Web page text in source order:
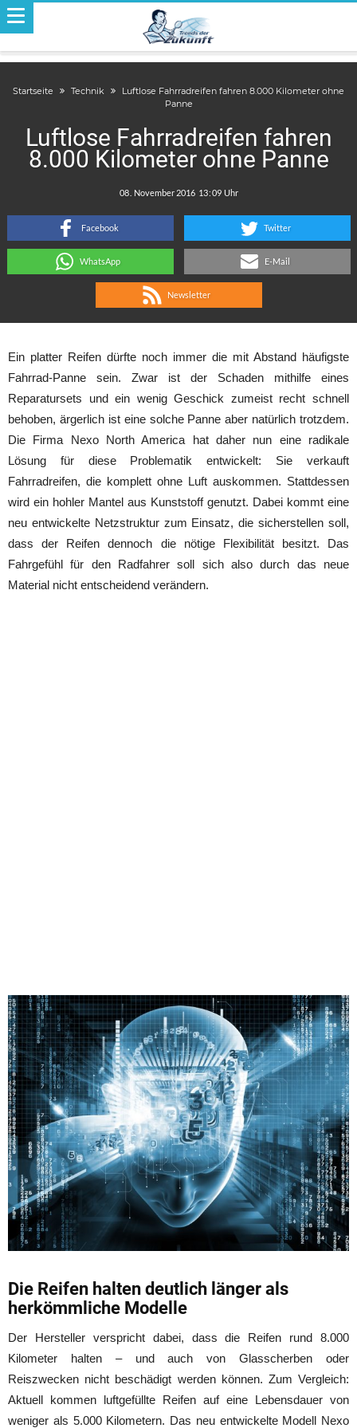
Startseite Technik
Luftlose Fahrradreifen fahren 8.000 Kilometer ohne
Panne
Luftlose Fahrradreifen fahren
8.000 Kilometer ohne Panne
:
Facebook Twitter
WhatsApp E-Mail
Newsletter
Ein platter Reifen dürfte noch immer die mit Abstand häufigste
Fahrrad-Panne sein. Zwar ist der Schaden mithilfe eines
Reparatursets und ein wenig Geschick zumeist recht schnell
behoben, ärgerlich ist eine solche Panne aber natürlich trotzdem.
Die Firma Nexo North America hat daher nun eine radikale
Lösung für diese Problematik entwickelt: Sie verkauft
Fahrradreifen, die komplett ohne Luft auskommen. Stattdessen
wird ein hohler Mantel aus Kunststoff genutzt. Dabei kommt eine
neu entwickelte Netzstruktur zum Einsatz, die sicherstellen soll,
dass der Reifen dennoch die nötige Flexibilität besitzt. Das
Fahrgefühl für den Radfahrer soll sich also durch das neue
Material nicht entscheidend verändern.
Die Reifen halten deutlich länger als
herkömmliche Modelle
Der Hersteller verspricht dabei, dass die Reifen rund 8.000
Kilometer halten – und auch von Glasscherben oder
Reiszwecken nicht beschädigt werden können. Zum Vergleich:
Aktuell kommen luftgefüllte Reifen auf eine Lebensdauer von
weniger als 5.000 Kilometern. Das neu entwickelte Modell Nexo